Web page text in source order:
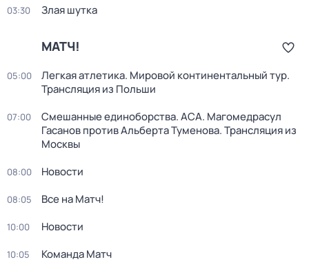
03:30 Злая шутка
МАТЧ!
05:00
Легкая атлетика. Мировой континентальный тур.
Трансляция из Польши
07:00
Смешанные единоборства. ACA. Магомедрасул
Гасанов против Альберта Туменова. Трансляция из
Москвы
08:00 Новости
08:05 Все на Матч!
10:00 Новости
10:05 Команда Матч